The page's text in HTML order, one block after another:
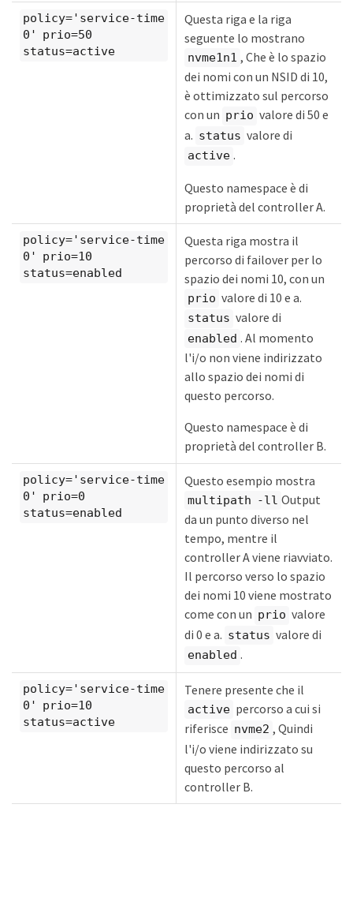
policy='service-time
0' prio=50
status=active
Questa riga e la riga
seguente lo mostrano
nvme1n1 , Che è lo spazio
dei nomi con un NSID di 10,
è ottimizzato sul percorso
con un prio valore di 50 e
a. status valore di
active .
Questo namespace è di
proprietà del controller A.
policy='service-time
0' prio=10
status=enabled
Questa riga mostra il
percorso di failover per lo
spazio dei nomi 10, con un
prio valore di 10 e a.
status valore di
enabled . Al momento
l'i/o non viene indirizzato
allo spazio dei nomi di
questo percorso.
Questo namespace è di
proprietà del controller B.
policy='service-time
0' prio=0
status=enabled
Questo esempio mostra
multipath -ll Output
da un punto diverso nel
tempo, mentre il
controller A viene riavviato.
Il percorso verso lo spazio
dei nomi 10 viene mostrato
come con un prio valore
di 0 e a. status valore di
enabled .
policy='service-time
0' prio=10
status=active
Tenere presente che il
active percorso a cui si
riferisce nvme2 , Quindi
l'i/o viene indirizzato su
questo percorso al
controller B.